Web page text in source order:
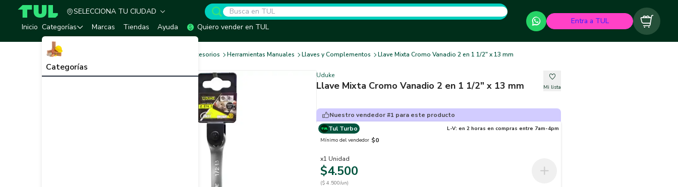
TUL - Tu Marketplace de Construcción
SELECCIONA TU CIUDAD
Inicio Categorías
Categorías
Marcas Tiendas Ayuda Quiero vender en TUL
Entra a TUL Carrito
Herramientas, Equipos y Accesorios Herramientas Manuales Llaves y Complementos Llave Mixta Cromo Vanadio 2 en 1 1/2" x 13 mm
Uduke
Llave Mixta Cromo Vanadio 2 en 1 1/2" x 13 mm Mi lista
Nuestro vendedor #1 para este producto
Tul Turbo
L-V: en 2 horas en compras entre 7am-4pm
Mínimo del vendedor $0
x1 Unidad
$4.500
($ 4.500/un)